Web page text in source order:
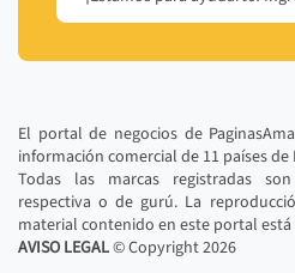
El portal de negocios de
información comercial de 11 países
Todas las marcas registradas
respectiva o de gurú. La
material contenido en este portal
AVISO LEGAL© Copyright2026